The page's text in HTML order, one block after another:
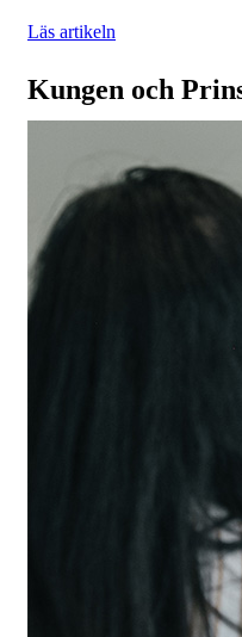
Läs artikeln
Kungen och